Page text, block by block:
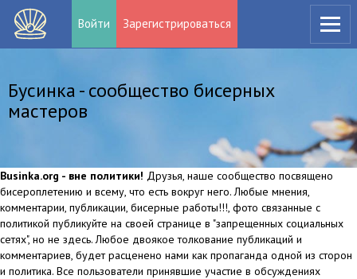
Войти Зарегистрироваться
Бусинка - сообщество бисерных
мастеров
Businka.org - вне политики! Друзья, наше сообщество посвящено
бисероплетению и всему, что есть вокруг него. Любые мнения,
комментарии, публикации, бисерные работы!!!, фото связанные с
политикой публикуйте на своей странице в "запрещенных социальных
сетях", но не здесь. Любое двоякое толкование публикаций и
комментариев, будет расценено нами как пропаганда одной из сторон
и политика. Все пользователи принявшие участие в обсуждениях